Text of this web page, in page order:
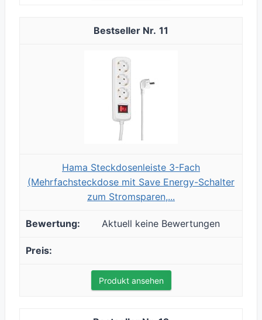
11
Hama Steckdosenleiste 3-Fach
(Mehrfachsteckdose mit Save Energy-Schalter
zum Stromsparen,...
Aktuell keine Bewertungen
Produkt ansehen